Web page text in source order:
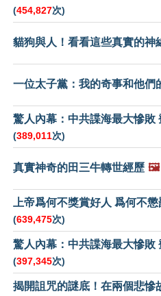
(454,827次)
貓狗與人！看看這些真實的神
一位太子黨：我的奇事和他們
驚人內幕：中共諜海最大慘敗
(389,011次)
真實神奇的田三牛轉世經歷 🖼️
上帝爲何不獎賞好人 爲何不懲
(639,475次)
驚人內幕：中共諜海最大慘敗
(397,345次)
揭開詛咒的謎底！在兩個悲慘